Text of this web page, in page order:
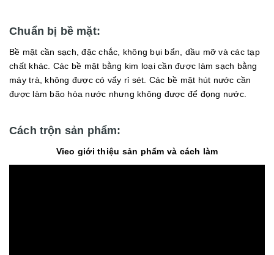
Chuẩn bị bề mặt:
Bề mặt cần sạch, đặc chắc, không bụi bẩn, dầu mỡ và các tạp
chất khác. Các bề mặt bằng kim loại cần được làm sạch bằng
máy trà, không được có vẩy rỉ sét. Các bề mặt hút nước cần
được làm bão hòa nước nhưng không được để đọng nước.
Cách trộn sản phẩm:
Vieo giới thiệu sản phẩm và cách làm